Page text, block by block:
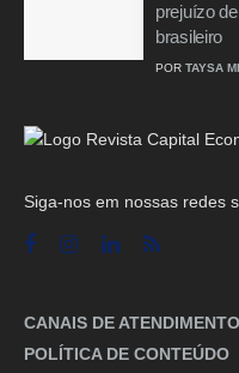
prejuízo
brasileiro
POR TAYSA
Siga-nos em nossas redes
CANAIS DE ATENDIMENTO
POLÍTICA DE CONTEÚDO